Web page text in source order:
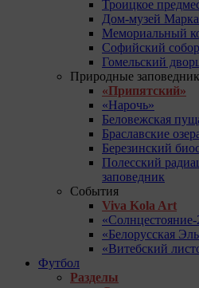
Троицкое
Дом-музей
Мемориальный
Софийский собор
Гомельский
Природные
«Припятский»
«Нарочь»
Беловежская
Браславские
Березинский
Полесский
заповедник
События
Viva Kola Art
«Солнцестояние-
«Белорусская
«Витебский
Футбол
Разделы